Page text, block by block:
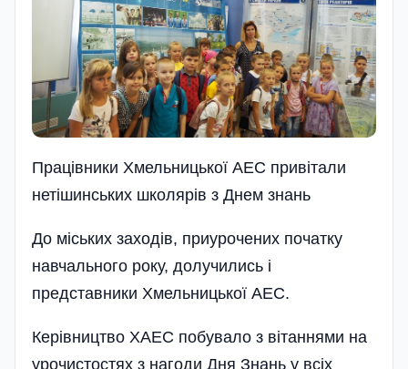
Працівники Хмельницької АЕС привітали
нетішинських школярів з Днем знань
До міських заходів, приурочених початку
навчального року, долучились і
представники Хмельницької АЕС.
Керівництво ХАЕС побувало з вітаннями на
урочистостях з нагоди Дня Знань у всіх